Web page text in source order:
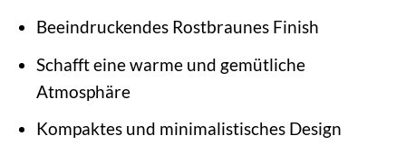
Beeindruckendes Rostbraunes Finish
Schafft eine warme und gemütliche
Atmosphäre
Kompaktes und minimalistisches Design